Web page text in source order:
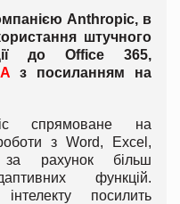
Anthropic, в
штучного
до Office 365,
з посиланням на
спрямоване на
з Word, Excel,
рахунок більш
функцій.
посилить